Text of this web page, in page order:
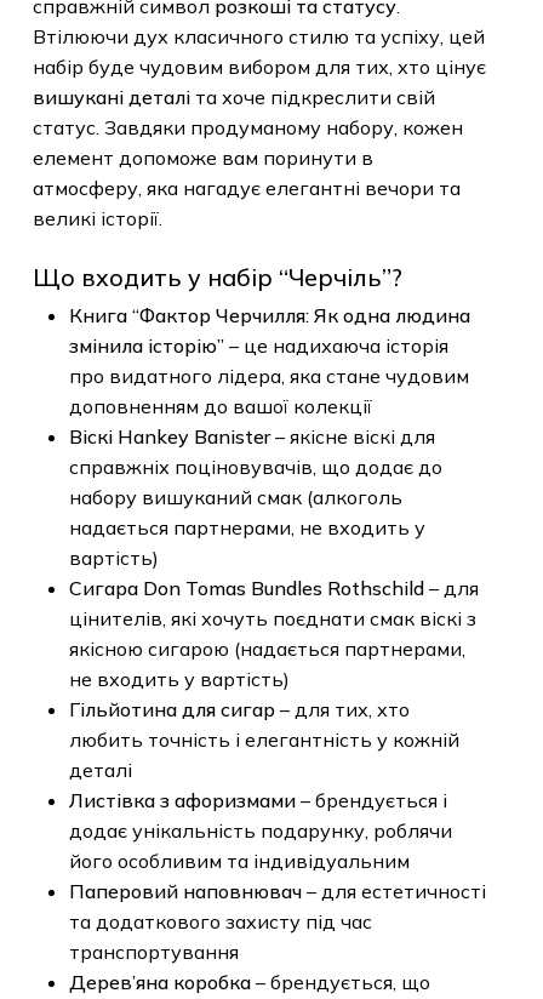
справжній символ розкоші та статусу.
Втілюючи дух класичного стилю та успіху,
цей набір буде чудовим вибором для тих,
хто цінує вишукані деталіта хоче
підкреслити свій статус. Завдяки
продуманому набору, кожен елемент
допоможе вам поринути в атмосферу, яка
нагадує елегантні вечори та великі історії.
Що входить у набір “Черчіль”?
Книга “Фактор Черчилля: Як одна людина
змінила історію”– це надихаюча історія
про видатного лідера, яка стане чудовим
доповненням до вашої колекції
Віскі Hankey Banister– якісне віскі для
справжніх поціновувачів, що додає до
набору вишуканий смак (алкоголь
надається партнерами, не входить у
вартість)
Сигара Don Tomas Bundles Rothschild–
для цінителів, які хочуть поєднати смак
віскі з якісною сигарою (надається
партнерами, не входить у вартість)
Гільйотина для сигар– для тих, хто
любить точність і елегантність у кожній
деталі
Листівка з афоризмами– брендується і
додає унікальність подарунку, роблячи
його особливим та індивідуальним
Паперовий наповнювач– для
естетичності та додаткового захисту під
час транспортування
Дерев’яна коробка– брендується, що